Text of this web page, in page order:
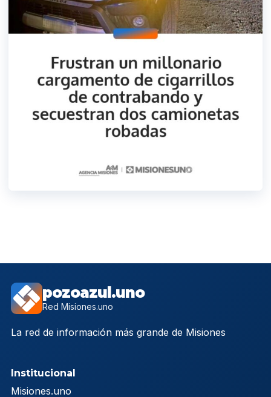
pozoazul.uno
Red Misiones.uno
La red de información más grande de Misiones
Institucional
Misiones.uno